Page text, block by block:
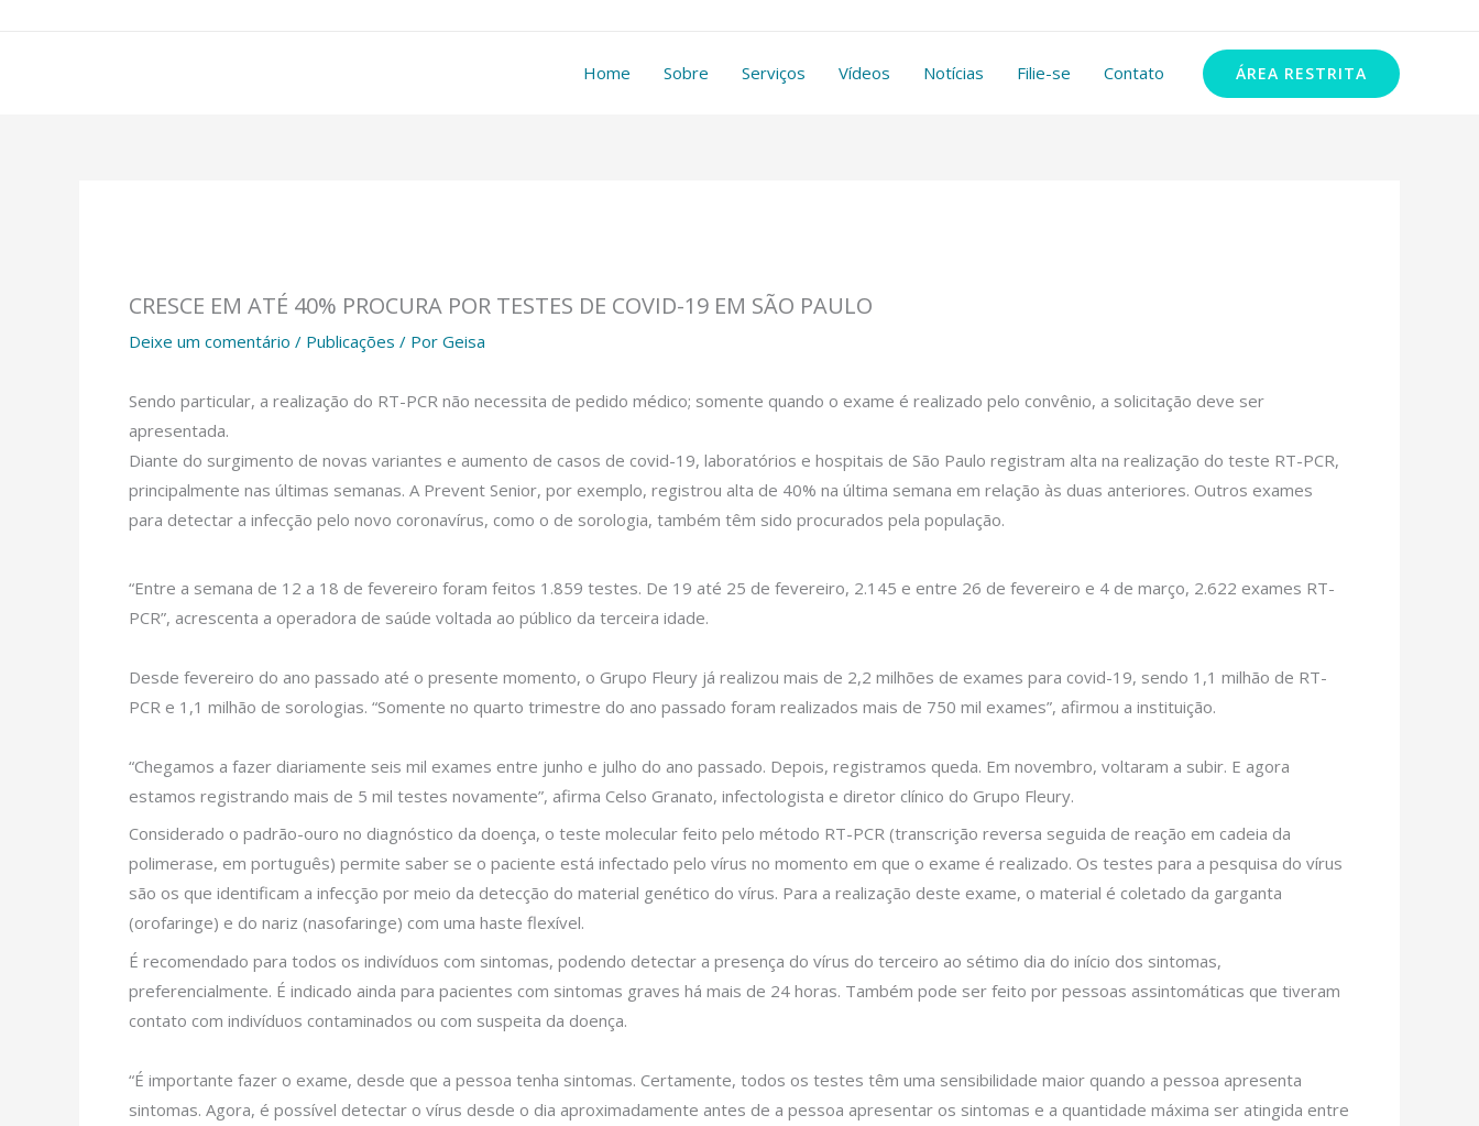
Home Sobre Serviços Vídeos Notícias Filie-se Contato ÁREA RESTRITA
CRESCE EM ATÉ 40% PROCURA POR TESTES DE COVID-19 EM SÃO PAULO
Deixe um comentário / Publicações / Por Geisa
Sendo particular, a realização do RT-PCR não necessita de pedido médico; somente quando o exame é realizado pelo convênio, a solicitação deve ser
apresentada.
Diante do surgimento de novas variantes e aumento de casos de covid-19, laboratórios e hospitais de São Paulo registram alta na realização do teste RT-PCR,
principalmente nas últimas semanas. A Prevent Senior, por exemplo, registrou alta de 40% na última semana em relação às duas anteriores. Outros exames
para detectar a infecção pelo novo coronavírus, como o de sorologia, também têm sido procurados pela população.
“Entre a semana de 12 a 18 de fevereiro foram feitos 1.859 testes. De 19 até 25 de fevereiro, 2.145 e entre 26 de fevereiro e 4 de março, 2.622 exames RT-
PCR”, acrescenta a operadora de saúde voltada ao público da terceira idade.
Desde fevereiro do ano passado até o presente momento, o Grupo Fleury já realizou mais de 2,2 milhões de exames para covid-19, sendo 1,1 milhão de RT-
PCR e 1,1 milhão de sorologias. “Somente no quarto trimestre do ano passado foram realizados mais de 750 mil exames”, afirmou a instituição.
“Chegamos a fazer diariamente seis mil exames entre junho e julho do ano passado. Depois, registramos queda. Em novembro, voltaram a subir. E agora
estamos registrando mais de 5 mil testes novamente”, afirma Celso Granato, infectologista e diretor clínico do Grupo Fleury.
Considerado o padrão-ouro no diagnóstico da doença, o teste molecular feito pelo método RT-PCR (transcrição reversa seguida de reação em cadeia da
polimerase, em português) permite saber se o paciente está infectado pelo vírus no momento em que o exame é realizado. Os testes para a pesquisa do vírus
são os que identificam a infecção por meio da detecção do material genético do vírus. Para a realização deste exame, o material é coletado da garganta
(orofaringe) e do nariz (nasofaringe) com uma haste flexível.
É recomendado para todos os indivíduos com sintomas, podendo detectar a presença do vírus do terceiro ao sétimo dia do início dos sintomas,
preferencialmente. É indicado ainda para pacientes com sintomas graves há mais de 24 horas. Também pode ser feito por pessoas assintomáticas que tiveram
contato com indivíduos contaminados ou com suspeita da doença.
“É importante fazer o exame, desde que a pessoa tenha sintomas. Certamente, todos os testes têm uma sensibilidade maior quando a pessoa apresenta
sintomas. Agora, é possível detectar o vírus desde o dia aproximadamente antes de a pessoa apresentar os sintomas e a quantidade máxima ser atingida entre